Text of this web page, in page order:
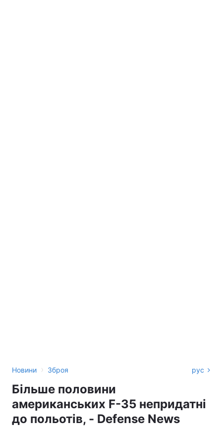
Новини › Зброя рус
Більше половини
американських F-35 непридатні
до польотів, - Defense News